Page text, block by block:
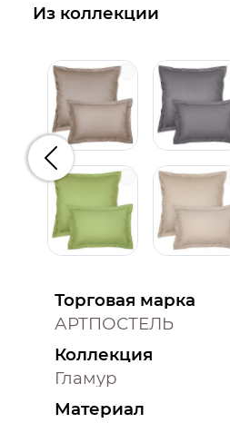
Из коллекции
Предыдущий
Торговая марка
АРТПОСТЕЛЬ
Коллекция
Гламур
Материал